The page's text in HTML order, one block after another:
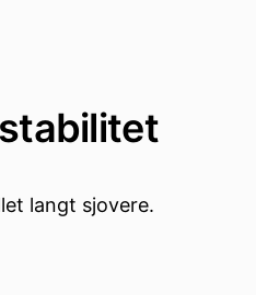
langt sjovere.